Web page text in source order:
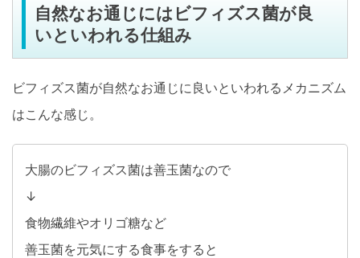
自然なお通じにはビフィズス菌が良
いといわれる仕組み
ビフィズス菌が自然なお通じに良いといわれるメカニズム
はこんな感じ。
大腸のビフィズス菌は善玉菌なので
↓
食物繊維やオリゴ糖など
善玉菌を元気にする食事をすると